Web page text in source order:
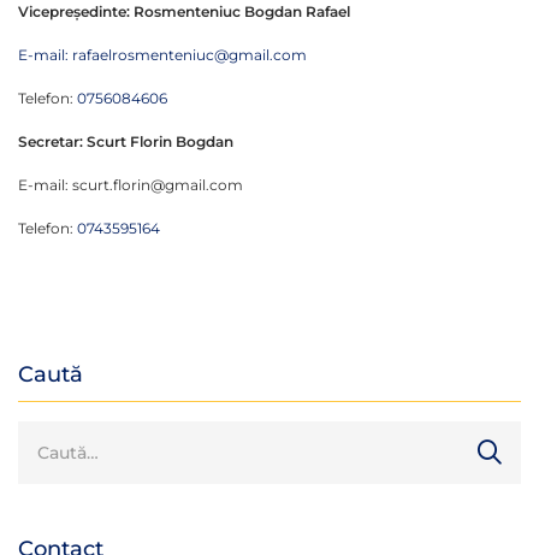
Caută
Contact
Vicepreședinte: Rosmenteniuc Bogdan Rafael
E-mail: rafaelrosmenteniuc@gmail.com
Telefon: 0756084606
Secretar: Scurt Florin Bogdan
E-mail: scurt.florin@gmail.com
Telefon: 0743595164